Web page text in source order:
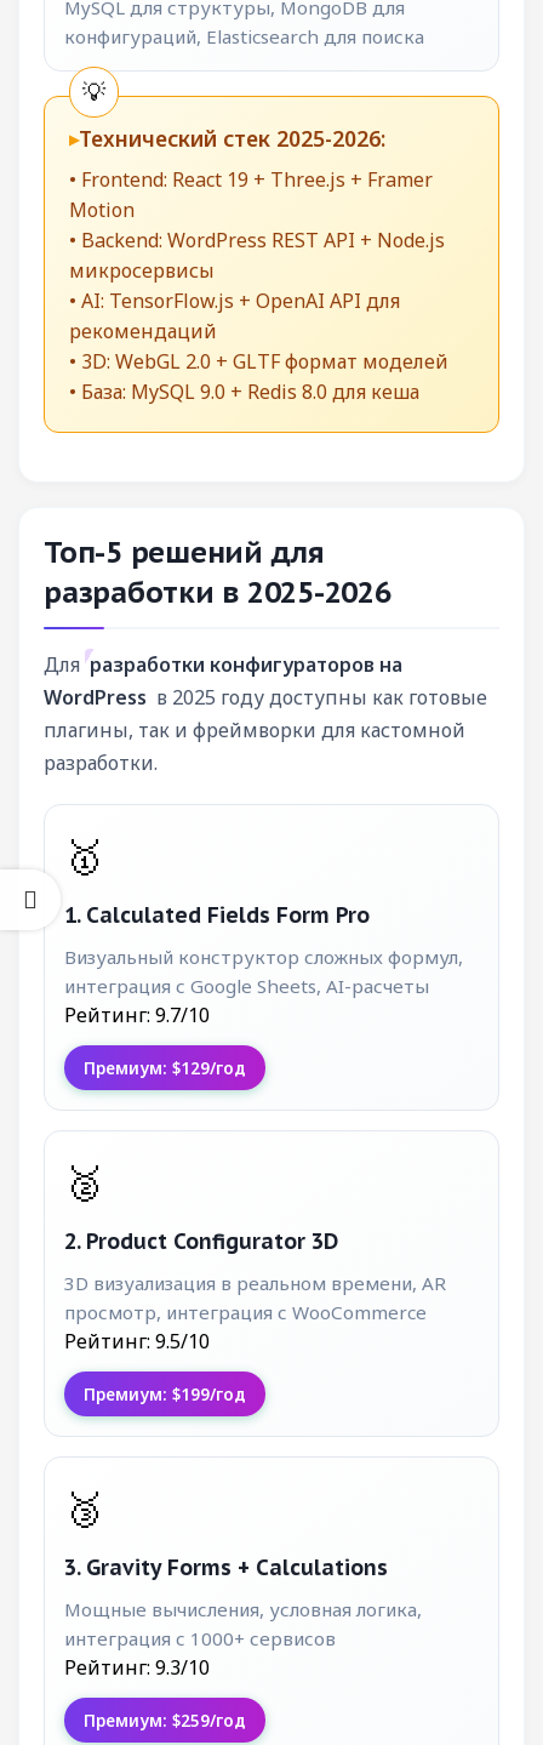
MySQL для структуры, MongoDB для
конфигураций, Elasticsearch для поиска
Технический стек 2025-2026:
• Frontend: React 19 + Three.js + Framer
Motion
• Backend: WordPress REST API + Node.js
микросервисы
• AI: TensorFlow.js + OpenAI API для
рекомендаций
• 3D: WebGL 2.0 + GLTF формат моделей
• База: MySQL 9.0 + Redis 8.0 для кеша
Топ-5 решений для
разработки в 2025-2026
Для разработки конфигураторов на
WordPress в 2025 году доступны как готовые
плагины, так и фреймворки для кастомной
разработки.
🥇
1. Calculated Fields Form Pro
Визуальный конструктор сложных формул,
интеграция с Google Sheets, AI-расчеты
Рейтинг: 9.7/10
Премиум: $129/год
🥈
2. Product Configurator 3D
3D визуализация в реальном времени, AR
просмотр, интеграция с WooCommerce
Рейтинг: 9.5/10
Премиум: $199/год
🥉
3. Gravity Forms + Calculations
Мощные вычисления, условная логика,
интеграция с 1000+ сервисов
Рейтинг: 9.3/10
Премиум: $259/год